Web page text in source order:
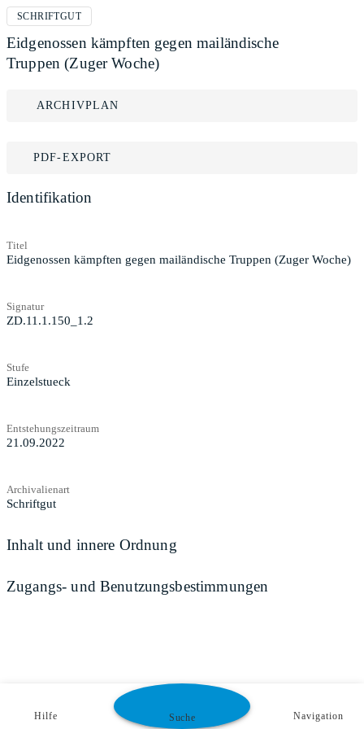
SCHRIFTGUT
Eidgenossen kämpften gegen mailändische
Truppen (Zuger Woche)
ARCHIVPLAN
PDF-EXPORT
Identifikation
Titel
Eidgenossen kämpften gegen mailändische Truppen (Zuger Woche)
Signatur
ZD.11.1.150_1.2
Stufe
Einzelstueck
Entstehungszeitraum
21.09.2022
Archivalienart
Schriftgut
Inhalt und innere Ordnung
Zugangs- und Benutzungsbestimmungen
Hilfe Suche Navigation